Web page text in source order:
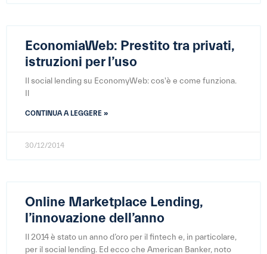
EconomiaWeb: Prestito tra privati,
istruzioni per l’uso
Il social lending su EconomyWeb: cos'è e come funziona.
CONTINUA A LEGGERE »
30/12/2014
Online Marketplace Lending,
l’innovazione dell’anno
Il 2014 è stato un anno d’oro per il fintech e, in particolare,
per il social lending. Ed ecco che American Banker, noto